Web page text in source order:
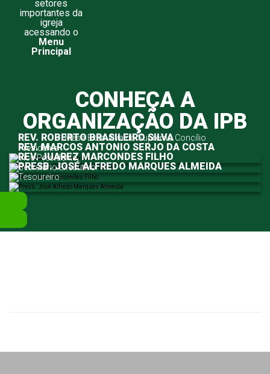
setores
importantes da
igreja
acessando o
Menu
Principal
CONHEÇA A
ORGANIZAÇÃO DA IPB
Mesa Executiva do Supremo Concílio
REV. ROBERTO BRASILEIRO SILVA
Presidente
REV. MARCOS ANTONIO SERJO DA COSTA
Vice-Presidente
REV. JUAREZ MARCONDES FILHO
Secretário Executivo
PRESB. JOSÉ ALFREDO MARQUES ALMEIDA
Tesoureiro